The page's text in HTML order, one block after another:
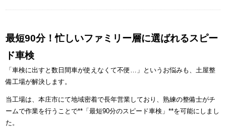
最短90分！忙しいファミリー層に選ばれるスピー
ド車検
「車検に出すと数日間車が使えなくて不便…」というお悩みも、土屋整
備工場が解決します。
当工場は、本庄市にて地域密着で長年営業しており、熟練の整備士がチ
ームで作業を行うことで**「最短90分のスピード車検」**を可能にしまし
た。